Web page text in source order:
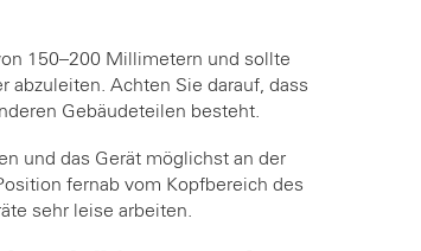
150–200 Millimetern und sollte
Achten Sie darauf, dass
Gebäudeteilen besteht.
und das Gerät möglichst an der
fernab vom Kopfbereich des
sehr leise arbeiten.